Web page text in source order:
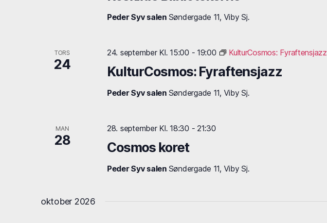
Peder Syv salen Søndergade 11, Viby Sj.
TORS
24
24. september Kl. 15:00 - 19:00 KulturCosmos: Fyraftensjazz
KulturCosmos: Fyraftensjazz
Peder Syv salen Søndergade 11, Viby Sj.
MAN
28
28. september Kl. 18:30 - 21:30
Cosmos koret
Peder Syv salen Søndergade 11, Viby Sj.
oktober 2026